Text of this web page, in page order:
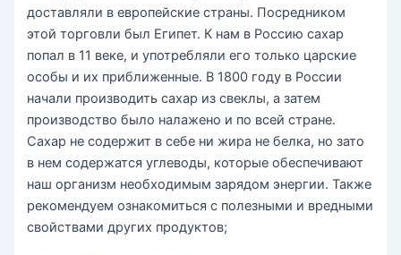
доставляли в европейские страны. Посредником
этой торговли был Египет. К нам в Россию сахар
попал в 11 веке, и употребляли его только царские
особы и их приближенные. В 1800 году в России
начали производить сахар из свеклы, а затем
производство было налажено и по всей стране.
Сахар не содержит в себе ни жира не белка, но зато
в нем содержатся углеводы, которые обеспечивают
наш организм необходимым зарядом энергии. Также
рекомендуем ознакомиться с полезными и вредными
свойствами других продуктов;